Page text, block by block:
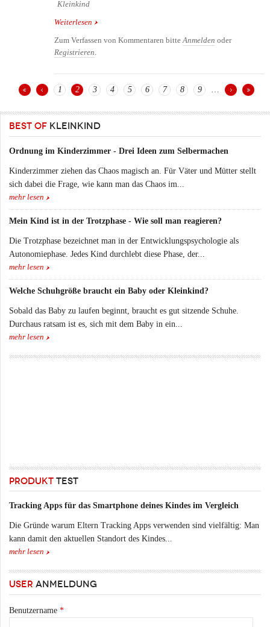
Kleinkind
Weiterlesen über Flugreisen mit Baby und Kind - Informationen
Zum Verfassen von Kommentaren bitteAnmelden oder
Registrieren.
1 2 3 4 5 6 7 8 9 …
BEST OF KLEINKIND
Ordnung im Kinderzimmer - Drei Ideen zum Selbermachen
Kinderzimmer ziehen das Chaos magisch an. Für Väter und Mütter stellt
sich dabei die Frage, wie kann man das Chaos im...
mehr lesen
Mein Kind ist in der Trotzphase - Wie soll man reagieren?
Die Trotzphase bezeichnet man in der Entwicklungspsychologie als
Autonomiephase. Jedes Kind durchlebt diese Phase, der...
mehr lesen
Welche Schuhgröße braucht ein Baby oder Kleinkind?
Sobald das Baby zu laufen beginnt, braucht es gut sitzende Schuhe.
Durchaus ratsam ist es, sich mit dem Baby in ein...
mehr lesen
PRODUKT TEST
Tracking Apps für das Smartphone deines Kindes im Vergleich
Die Gründe warum Eltern Tracking Apps verwenden sind vielfältig: Man
kann damit den aktuellen Standort des Kindes...
mehr lesen
USER ANMELDUNG
Benutzername *